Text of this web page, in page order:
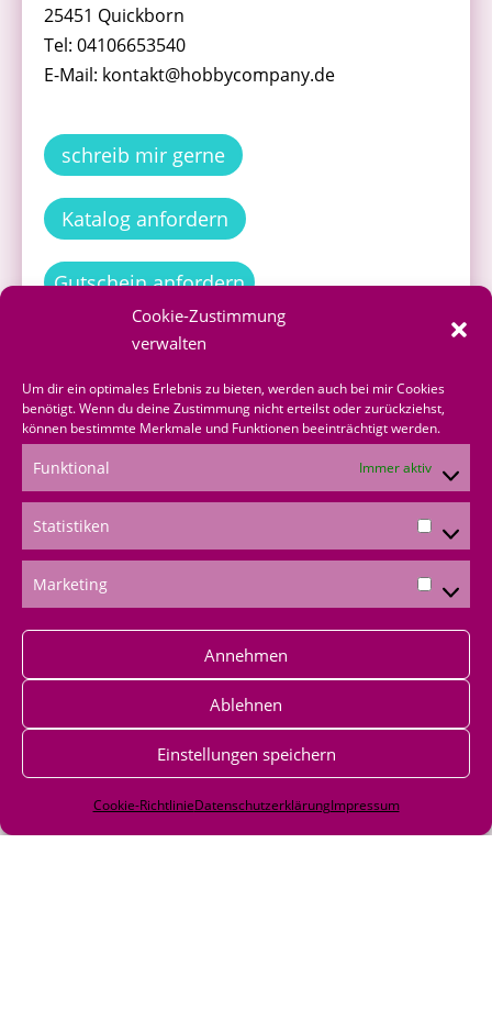
Cookie-Zustimmung
verwalten
Um dir ein optimales Erlebnis zu bieten, werden auch bei mir Cookies
benötigt. Wenn du deine Zustimmung nicht erteilst oder zurückziehst,
können bestimmte Merkmale und Funktionen beeinträchtigt werden.
Funktional Immer aktiv
Statistiken
Marketing
Annehmen
Ablehnen
Einstellungen speichern
Cookie-RichtlinieDatenschutzerklärungImpressum
25451 Quickborn
Tel: 04106653540
E-Mail: kontakt@hobbycompany.de
schreib mir gerne
Katalog anfordern
Gutschein anfordern
Bestellen
Produkte bestellen
Onlineshop
*Produktempfehlungen
*Als Amazon-Partner verdiene ich an qualifizierten
Verkäufen